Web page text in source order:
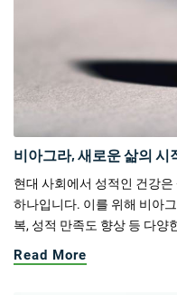
비아그라, 새로운 삶의 시
현대 사회에서 성적인 건강
하나입니다. 이를 위해 비아
복, 성적 만족도 향상 등 다양
Read More